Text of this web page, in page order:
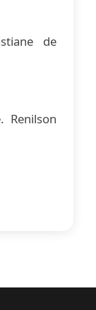
de
Renilson